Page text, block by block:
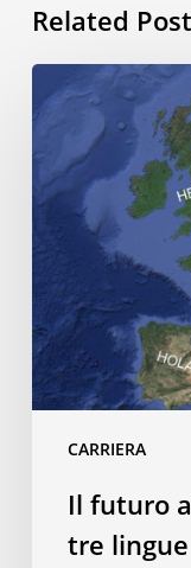
Related
CARRIERA
futuro
appartiene
chi
tre
lingue
Il futuro
tre lingue